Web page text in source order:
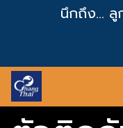
นึกถึง... ลู